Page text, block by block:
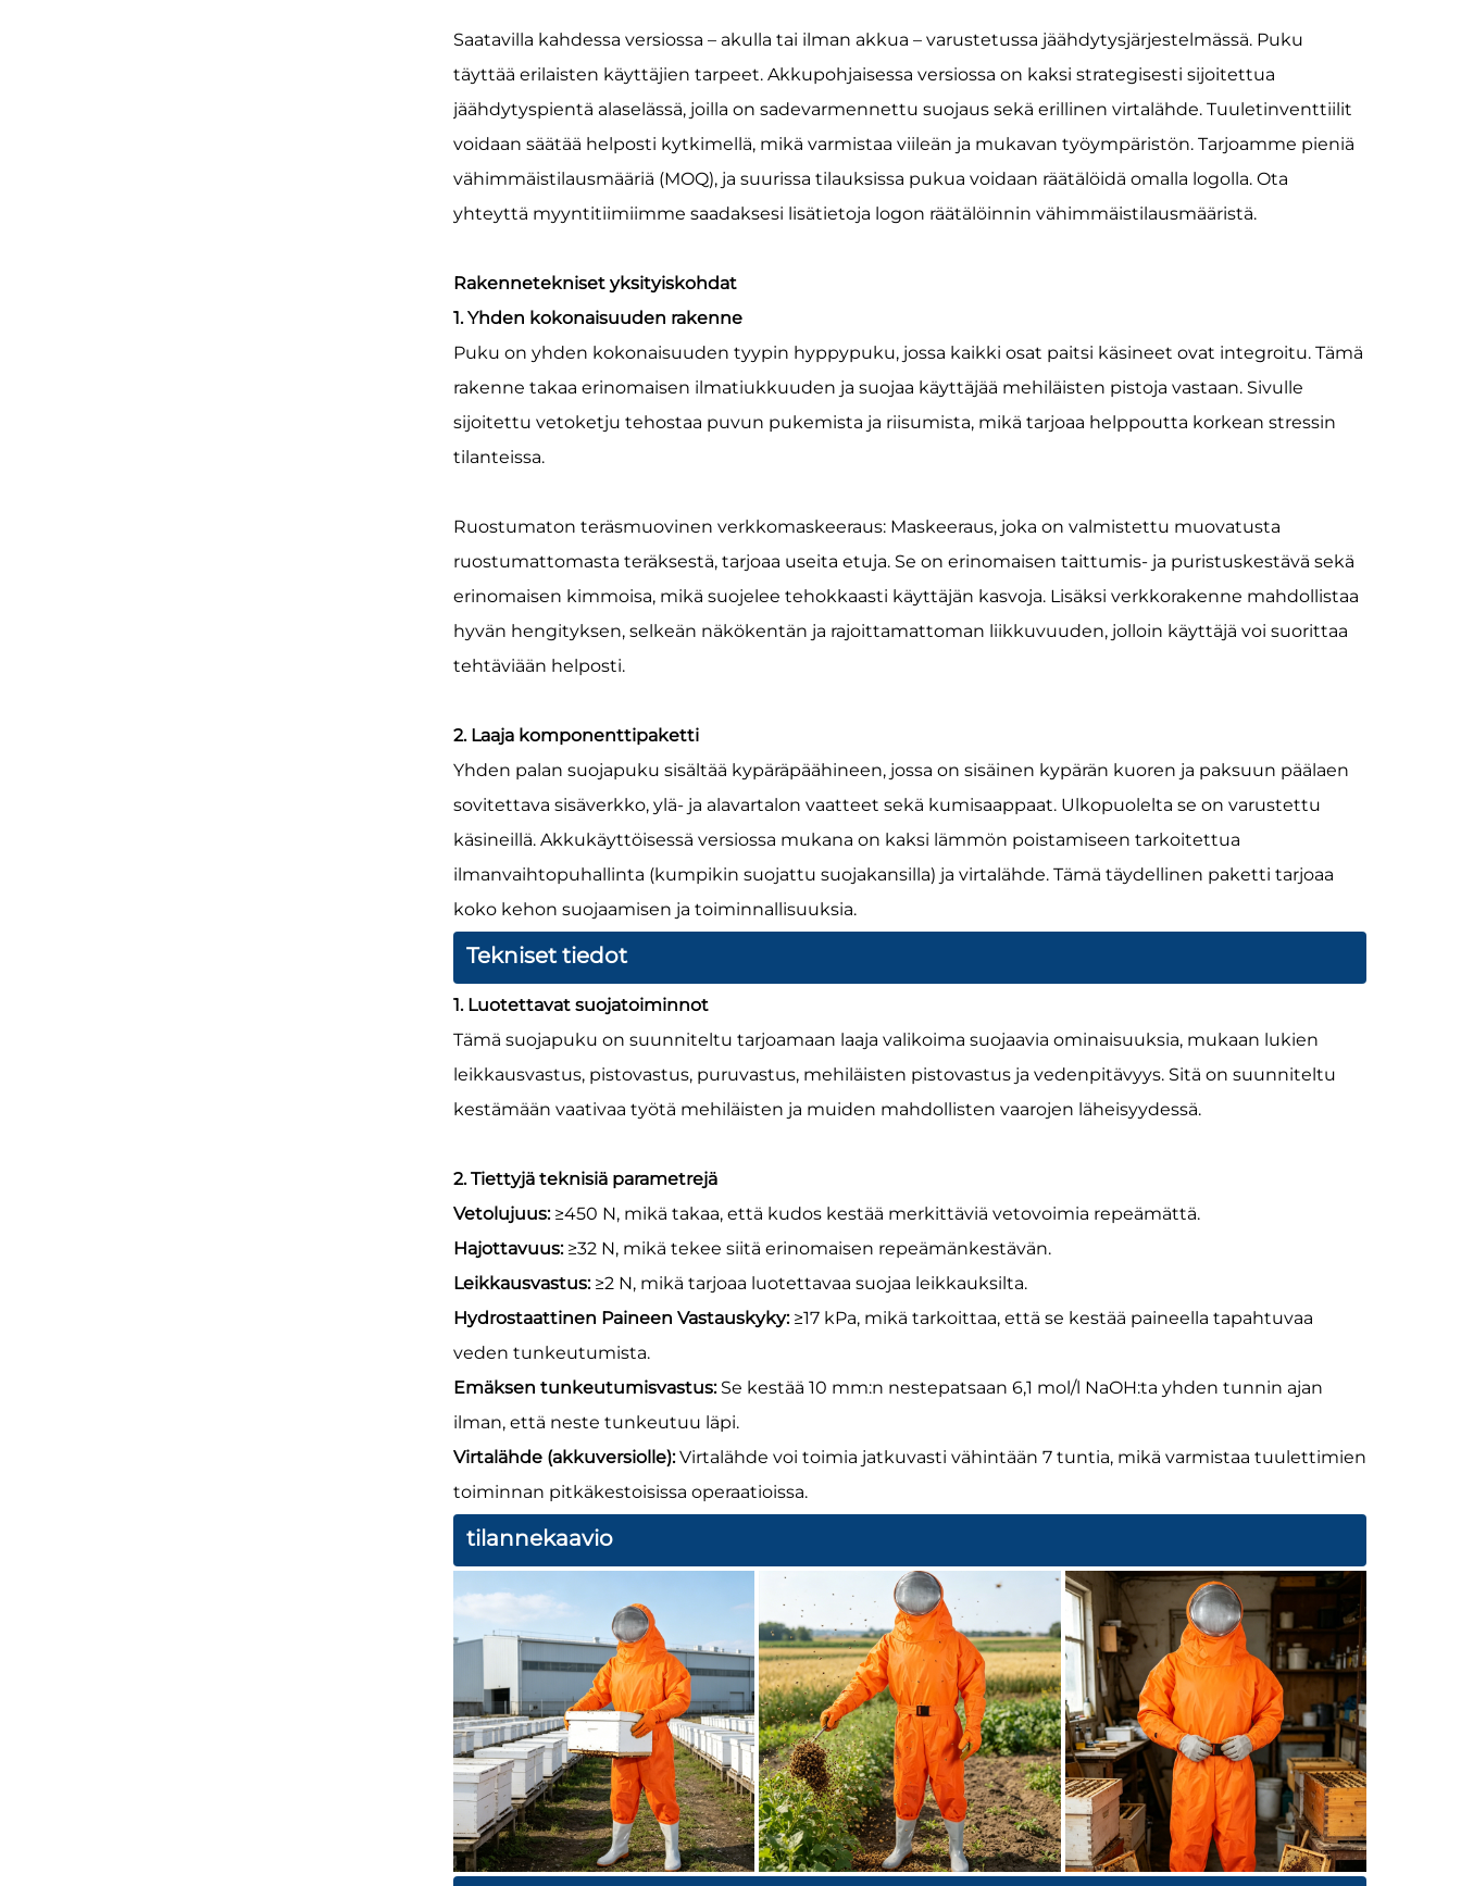
Saatavilla kahdessa versiossa – akulla tai ilman akkua – varustetussa jäähdytysjärjestelmässä. Puku
täyttää erilaisten käyttäjien tarpeet. Akkupohjaisessa versiossa on kaksi strategisesti sijoitettua
jäähdytyspientä alaselässä, joilla on sadevarmennettu suojaus sekä erillinen virtalähde. Tuuletinventtiilit
voidaan säätää helposti kytkimellä, mikä varmistaa viileän ja mukavan työympäristön. Tarjoamme pieniä
vähimmäistilausmääriä (MOQ), ja suurissa tilauksissa pukua voidaan räätälöidä omalla logolla. Ota
yhteyttä myyntitiimiimme saadaksesi lisätietoja logon räätälöinnin vähimmäistilausmääristä.
Rakennetekniset yksityiskohdat
1. Yhden kokonaisuuden rakenne
Puku on yhden kokonaisuuden tyypin hyppypuku, jossa kaikki osat paitsi käsineet ovat integroitu. Tämä
rakenne takaa erinomaisen ilmatiukkuuden ja suojaa käyttäjää mehiläisten pistoja vastaan. Sivulle
sijoitettu vetoketju tehostaa puvun pukemista ja riisumista, mikä tarjoaa helppoutta korkean stressin
tilanteissa.
Ruostumaton teräsmuovinen verkkomaskeeraus: Maskeeraus, joka on valmistettu muovatusta
ruostumattomasta teräksestä, tarjoaa useita etuja. Se on erinomaisen taittumis- ja puristuskestävä sekä
erinomaisen kimmoisa, mikä suojelee tehokkaasti käyttäjän kasvoja. Lisäksi verkkorakenne mahdollistaa
hyvän hengityksen, selkeän näkökentän ja rajoittamattoman liikkuvuuden, jolloin käyttäjä voi suorittaa
tehtäviään helposti.
2. Laaja komponenttipaketti
Yhden palan suojapuku sisältää kypäräpäähineen, jossa on sisäinen kypärän kuoren ja paksuun päälaen
sovitettava sisäverkko, ylä- ja alavartalon vaatteet sekä kumisaappaat. Ulkopuolelta se on varustettu
käsineillä. Akkukäyttöisessä versiossa mukana on kaksi lämmön poistamiseen tarkoitettua
ilmanvaihtopuhallinta (kumpikin suojattu suojakansilla) ja virtalähde. Tämä täydellinen paketti tarjoaa
koko kehon suojaamisen ja toiminnallisuuksia.
Tekniset tiedot
1. Luotettavat suojatoiminnot
Tämä suojapuku on suunniteltu tarjoamaan laaja valikoima suojaavia ominaisuuksia, mukaan lukien
leikkausvastus, pistovastus, puruvastus, mehiläisten pistovastus ja vedenpitävyys. Sitä on suunniteltu
kestämään vaativaa työtä mehiläisten ja muiden mahdollisten vaarojen läheisyydessä.
2. Tiettyjä teknisiä parametrejä
Vetolujuus: ≥450 N, mikä takaa, että kudos kestää merkittäviä vetovoimia repeämättä.
Hajottavuus: ≥32 N, mikä tekee siitä erinomaisen repeämänkestävän.
Leikkausvastus: ≥2 N, mikä tarjoaa luotettavaa suojaa leikkauksilta.
Hydrostaattinen Paineen Vastauskyky: ≥17 kPa, mikä tarkoittaa, että se kestää paineella tapahtuvaa
veden tunkeutumista.
Emäksen tunkeutumisvastus: Se kestää 10 mm:n nestepatsaan 6,1 mol/l NaOH:ta yhden tunnin ajan
ilman, että neste tunkeutuu läpi.
Virtalähde (akkuversiolle):Virtalähde voi toimia jatkuvasti vähintään 7 tuntia, mikä varmistaa tuulettimien
toiminnan pitkäkestoisissa operaatioissa.
tilannekaavio